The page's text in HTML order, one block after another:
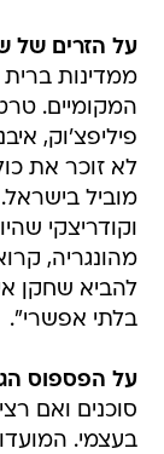
על הזרים של
ממדינות
המקומיים.
פיליפצ'וק,
לא זוכר את
מוביל
וקודריצקי
מהונגריה,
להביא שחקן
בלתי אפשרי".
על הפספוס
סוכנים ואם
בעצמי.